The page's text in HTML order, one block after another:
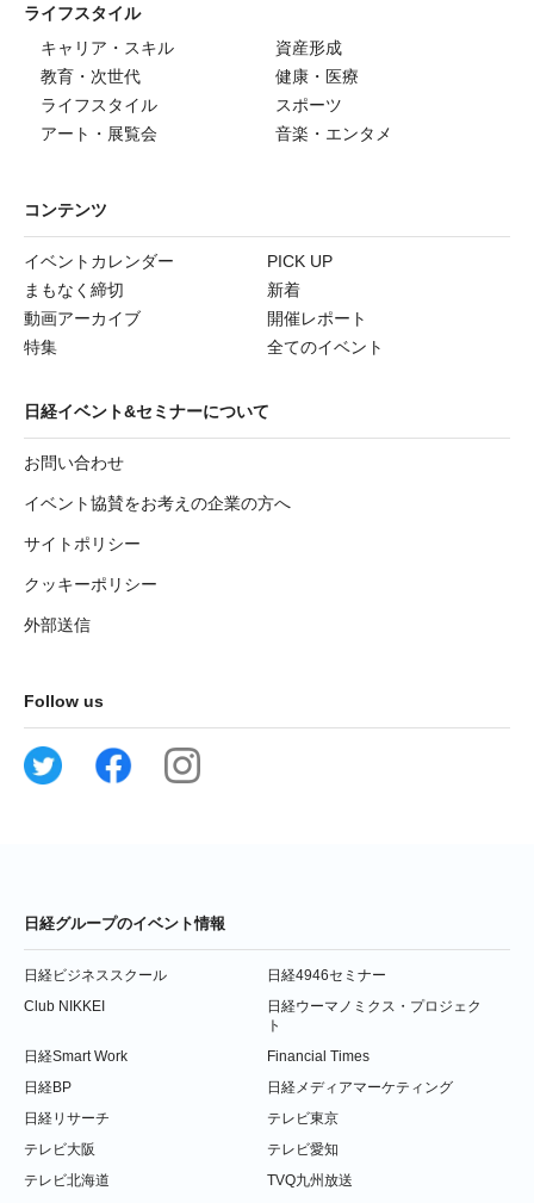
ライフスタイル
キャリア・スキル
資産形成
教育・次世代
健康・医療
ライフスタイル
スポーツ
アート・展覧会
音楽・エンタメ
コンテンツ
イベントカレンダー
PICK UP
まもなく締切
新着
動画アーカイブ
開催レポート
特集
全てのイベント
日経イベント&セミナーについて
お問い合わせ
イベント協賛をお考えの企業の方へ
サイトポリシー
クッキーポリシー
外部送信
Follow us
日経グループのイベント情報
日経ビジネススクール
日経4946セミナー
Club NIKKEI
日経ウーマノミクス・プロジェク
ト
日経Smart Work
Financial Times
日経BP
日経メディアマーケティング
日経リサーチ
テレビ東京
テレビ大阪
テレビ愛知
テレビ北海道
TVQ九州放送